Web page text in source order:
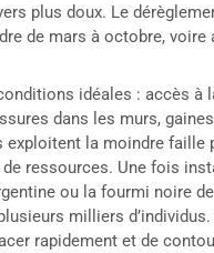
plus doux. Le
de mars à octobre, voire
idéales : accès à
dans les murs, gaines
la moindre faille
ressources. Une fois
ou la fourmi noire
milliers d’individus.
rapidement et de